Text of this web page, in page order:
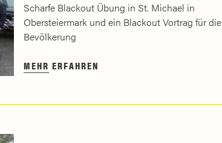
Scharfe Blackout Übung in St. Michael in
Obersteiermark und ein Blackout Vortrag für die
Bevölkerung
MEHR ERFAHREN